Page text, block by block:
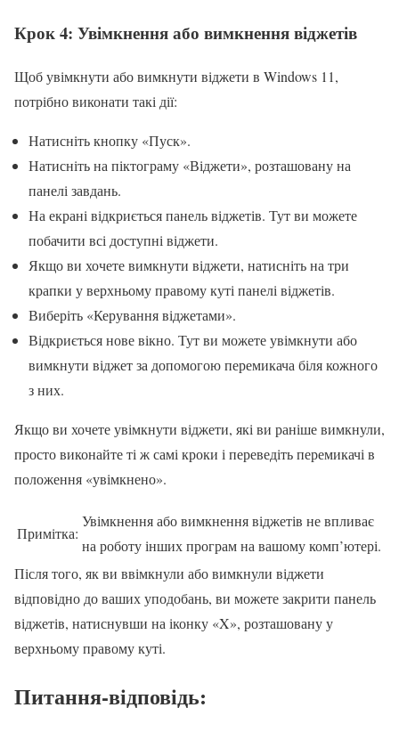
Крок 4: Увімкнення або вимкнення віджетів
Щоб увімкнути або вимкнути віджети в Windows 11,
потрібно виконати такі дії:
Натисніть кнопку «Пуск».
Натисніть на піктограму «Віджети», розташовану на
панелі завдань.
На екрані відкриється панель віджетів. Тут ви можете
побачити всі доступні віджети.
Якщо ви хочете вимкнути віджети, натисніть на три
крапки у верхньому правому куті панелі віджетів.
Виберіть «Керування віджетами».
Відкриється нове вікно. Тут ви можете увімкнути або
вимкнути віджет за допомогою перемикача біля кожного
з них.
Якщо ви хочете увімкнути віджети, які ви раніше вимкнули,
просто виконайте ті ж самі кроки і переведіть перемикачі в
положення «увімкнено».
Примітка:
Увімкнення або вимкнення віджетів не впливає
на роботу інших програм на вашому комп’ютері.
Після того, як ви ввімкнули або вимкнули віджети
відповідно до ваших уподобань, ви можете закрити панель
віджетів, натиснувши на іконку «X», розташовану у
верхньому правому куті.
Питання-відповідь: